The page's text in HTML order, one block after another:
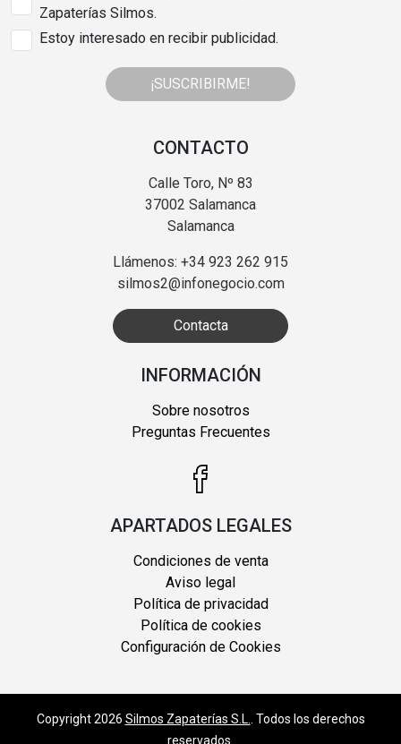
Zapaterías Silmos.
Estoy interesado en recibir publicidad.
¡SUSCRIBIRME!
CONTACTO
Calle Toro, Nº 83
37002 Salamanca
Salamanca
Llámenos: +34 923 262 915
silmos2@infonegocio.com
Contacta
INFORMACIÓN
Sobre nosotros
Preguntas Frecuentes
APARTADOS LEGALES
Condiciones de venta
Aviso legal
Política de privacidad
Política de cookies
Configuración de Cookies
Copyright 2026 Silmos Zapaterías S.L.
. Todos los derechos
reservados.